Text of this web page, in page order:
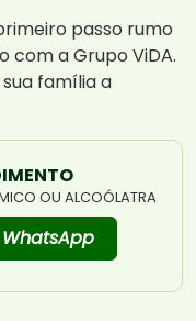
passo rumo
a Grupo ViDA.
família a
OU ALCOÓLATRA